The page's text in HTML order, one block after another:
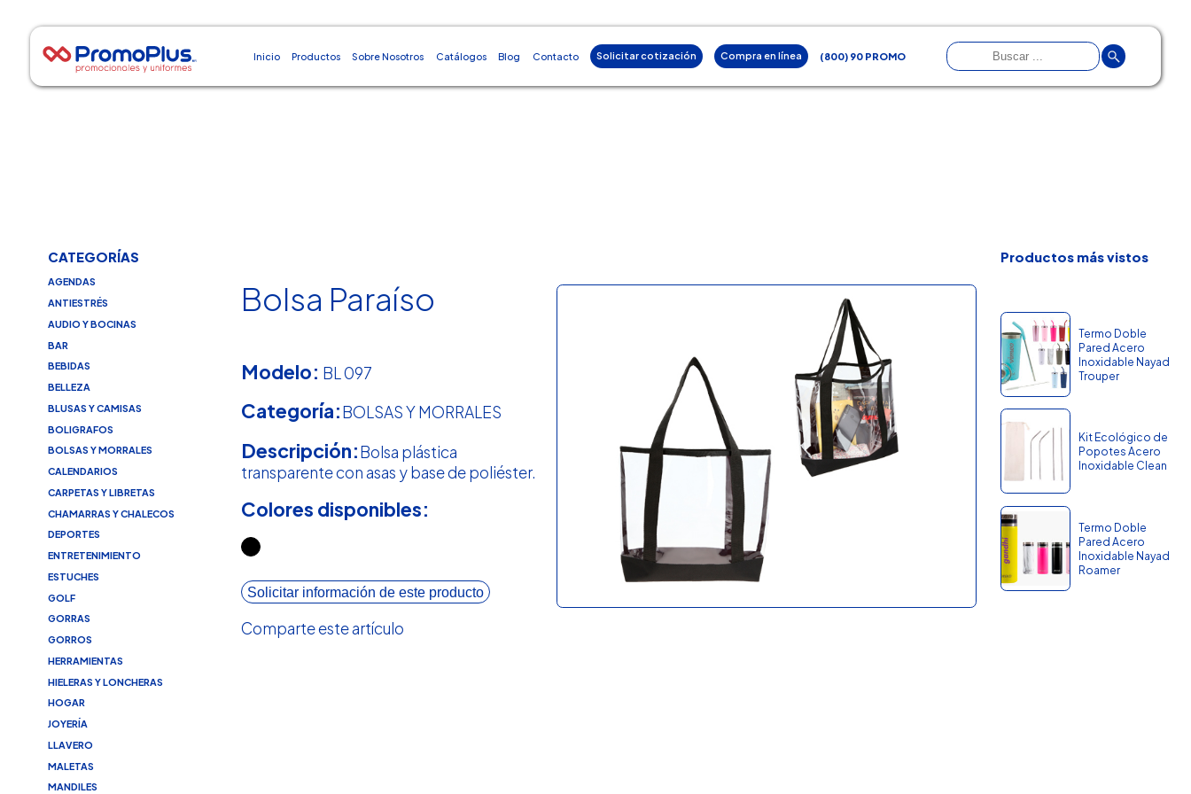
Inicio Productos Sobre Nosotros Catálogos Blog Contacto Solicitar cotización Compra en línea (800) 90 PROMO
CATEGORÍAS
AGENDAS
ANTIESTRÉS
AUDIO Y BOCINAS
BAR
BEBIDAS
BELLEZA
BLUSAS Y CAMISAS
BOLIGRAFOS
BOLSAS Y MORRALES
CALENDARIOS
CARPETAS Y LIBRETAS
CHAMARRAS Y CHALECOS
DEPORTES
ENTRETENIMIENTO
ESTUCHES
GOLF
GORRAS
GORROS
HERRAMIENTAS
HIELERAS Y LONCHERAS
HOGAR
JOYERÍA
LLAVERO
MALETAS
MANDILES
Bolsa Paraíso
Modelo: BL 097
Categoría:BOLSAS Y MORRALES
Descripción:Bolsa plástica
transparente con asas y base de poliéster.
Colores disponibles:
Solicitar información de este producto
Comparte este artículo
Productos más vistos
Termo Doble
Pared Acero
Inoxidable Nayad
Trouper
Kit Ecológico de
Popotes Acero
Inoxidable Clean
Termo Doble
Pared Acero
Inoxidable Nayad
Roamer